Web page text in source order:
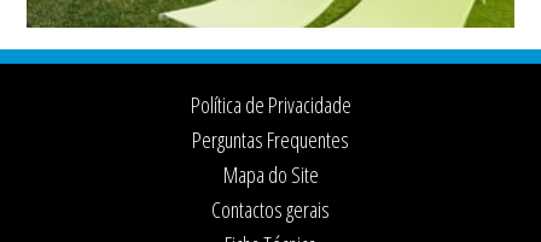
Footer
Política de Privacidade
Perguntas Frequentes
Mapa do Site
Contactos gerais